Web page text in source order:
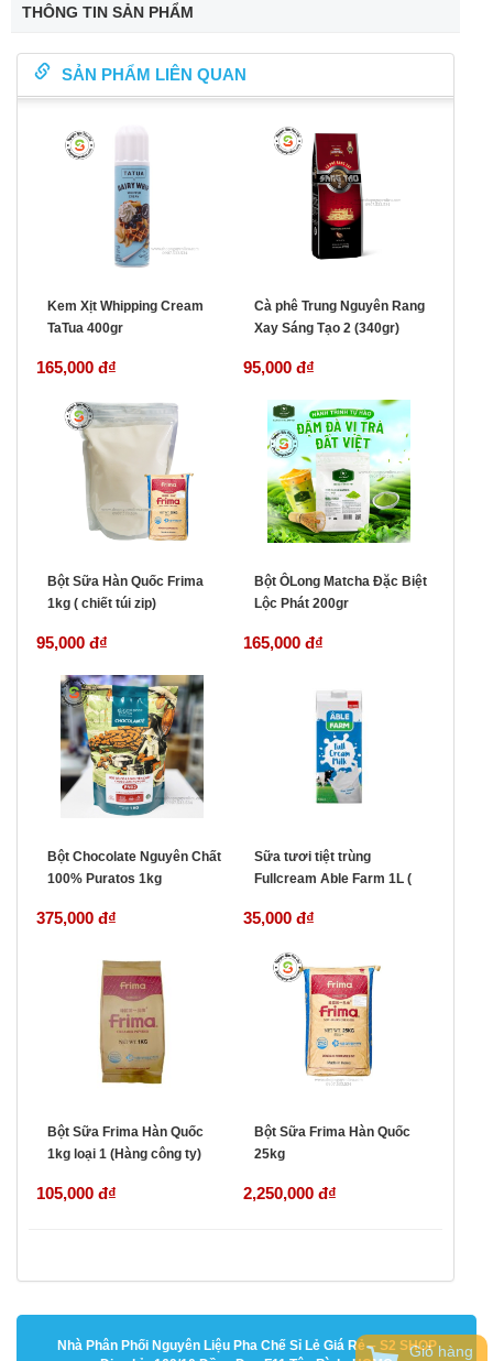
THÔNG TIN SẢN PHẨM
SẢN PHẨM LIÊN QUAN
Kem Xịt Whipping Cream
TaTua 400gr
165,000 đ₫
Cà phê Trung Nguyên Rang
Xay Sáng Tạo 2 (340gr)
95,000 đ₫
Bột Sữa Hàn Quốc Frima
1kg ( chiết túi zip)
95,000 đ₫
Bột ÔLong Matcha Đặc Biệt
Lộc Phát 200gr
165,000 đ₫
Bột Chocolate Nguyên Chất
100% Puratos 1kg
375,000 đ₫
Sữa tươi tiệt trùng
Fullcream Able Farm 1L (
35,000 đ₫
Bột Sữa Frima Hàn Quốc
1kg loại 1 (Hàng công ty)
105,000 đ₫
Bột Sữa Frima Hàn Quốc
25kg
2,250,000 đ₫
Nhà Phân Phối Nguyên Liệu Pha Chế Sỉ Lẻ Giá Rẻ – S2 SHOPGiỏ hàng